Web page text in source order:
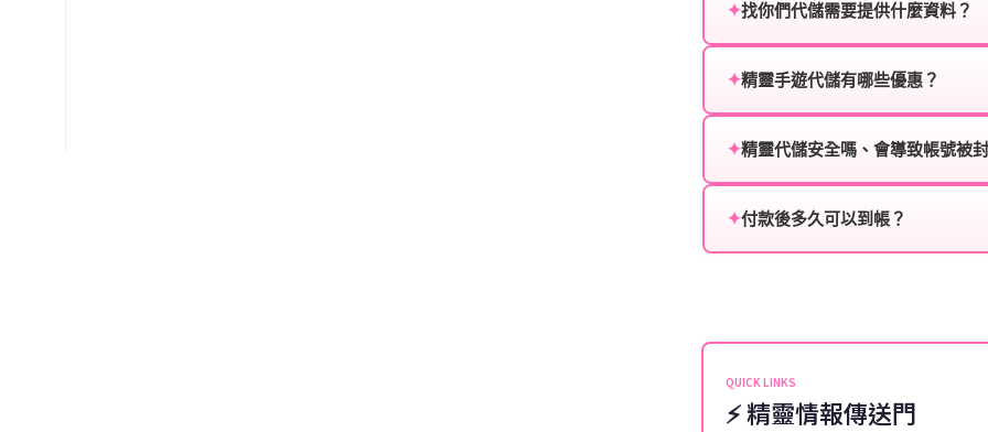
✦找你們代儲需要提供什麼資料？
登入方式：您的遊戲登入方式（
遊戲帳號：您的遊戲帳號或ID。
購買截圖：所購買商品的截圖以
✦精靈手遊代儲有哪些優惠？
活動，儲值最低6折起，讓玩家
✦精靈代儲安全嗎、會導致帳號被
或異常儲值管道。您獲得的遊戲
✦付款後多久可以到帳？
QUICK LINKS
⚡ 精靈情報傳送門